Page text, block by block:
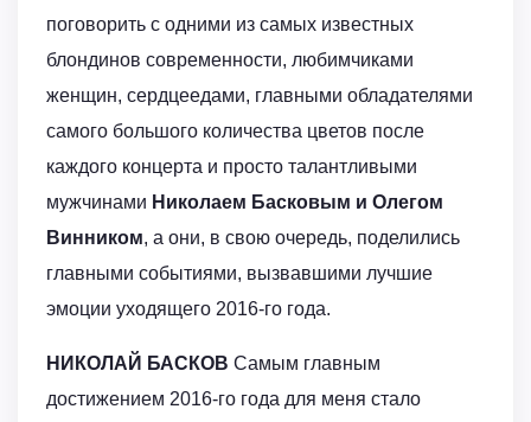
поговорить с одними из самых известных
блондинов современности, любимчиками
женщин, сердцеедами, главными обладателями
самого большого количества цветов после
каждого концерта и просто талантливыми
мужчинами Николаем Басковым и Олегом
Винником, а они, в свою очередь, поделились
главными событиями, вызвавшими лучшие
эмоции уходящего 2016-го года.
НИКОЛАЙ БАСКОВ Самым главным
достижением 2016-го года для меня стало